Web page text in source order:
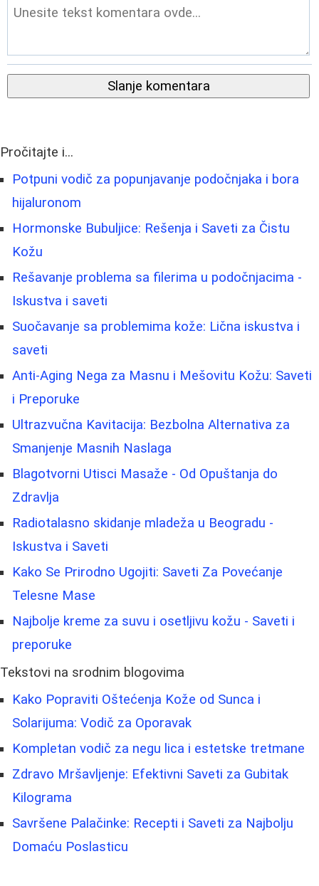
Slanje komentara
Pročitajte i...
Potpuni vodič za popunjavanje podočnjaka i bora
hijaluronom
Hormonske Bubuljice: Rešenja i Saveti za Čistu
Kožu
Rešavanje problema sa filerima u podočnjacima -
Iskustva i saveti
Suočavanje sa problemima kože: Lična iskustva i
saveti
Anti-Aging Nega za Masnu i Mešovitu Kožu: Saveti
i Preporuke
Ultrazvučna Kavitacija: Bezbolna Alternativa za
Smanjenje Masnih Naslaga
Blagotvorni Utisci Masaže - Od Opuštanja do
Zdravlja
Radiotalasno skidanje mladeža u Beogradu -
Iskustva i Saveti
Kako Se Prirodno Ugojiti: Saveti Za Povećanje
Telesne Mase
Najbolje kreme za suvu i osetljivu kožu - Saveti i
preporuke
Tekstovi na srodnim blogovima
Kako Popraviti Oštećenja Kože od Sunca i
Solarijuma: Vodič za Oporavak
Kompletan vodič za negu lica i estetske tretmane
Zdravo Mršavljenje: Efektivni Saveti za Gubitak
Kilograma
Savršene Palačinke: Recepti i Saveti za Najbolju
Domaću Poslasticu